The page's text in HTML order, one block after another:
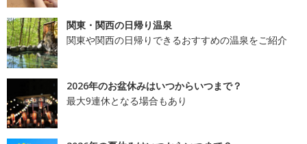
関東・関西の日帰り温泉
関東や関西の日帰りできるおすすめの温泉をご紹介
2026年のお盆休みはいつからいつまで？
最大9連休となる場合もあり